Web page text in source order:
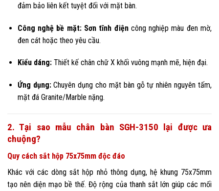
đảm bảo liên kết tuyệt đối với mặt bàn.
Công nghệ bề mặt: Sơn tĩnh điệncông nghiệp màu đen mờ,
đen cát hoặc theo yêu cầu.
Kiểu dáng:Thiết kế chân chữ X khối vuông mạnh mẽ, hiện đại.
Ứng dụng:Chuyên dụng cho mặt bàn gỗ tự nhiên nguyên tấm,
mặt đá Granite/Marble nặng.
2. Tại sao mẫu chân bàn SGH-3150 lại được ưa
chuộng?
Quy cách sắt hộp 75x75mm độc đáo
Khác với các dòng sắt hộp nhỏ thông dụng, hệ khung 75x75mm
tạo nên diện mạo bề thế. Độ rộng của thanh sắt lớn giúp các mối